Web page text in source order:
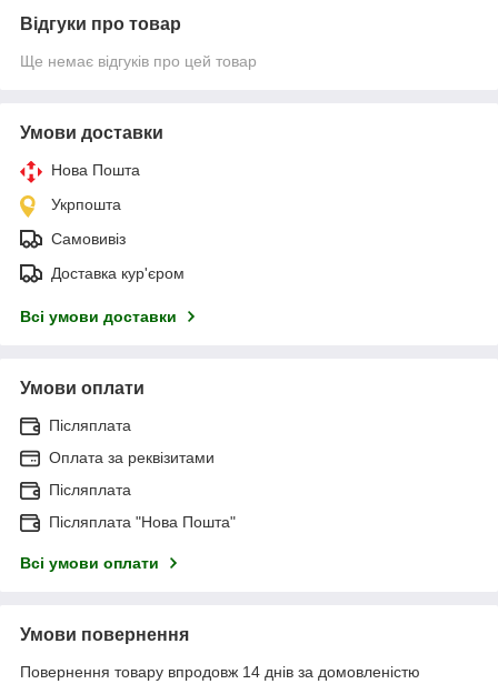
Відгуки про товар
Ще немає відгуків про цей товар
Умови доставки
Нова Пошта
Укрпошта
Самовивіз
Доставка кур'єром
Всі умови доставки
Умови оплати
Післяплата
Оплата за реквізитами
Післяплата
Післяплата "Нова Пошта"
Всі умови оплати
Умови повернення
Повернення товару впродовж 14 днів за домовленістю